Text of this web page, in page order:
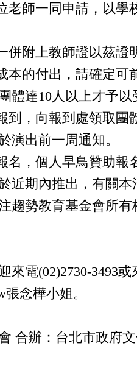
老師一同申請，以學
併附上教師證以茲證
本的付出，請確定可
體達10人以上才予以
到，向報到處領取團
演出前一周通知。
名，個人早鳥贊助報
近期內推出，有關本
趨勢教育基金會所有
來電(02)2730-3493或
張念樺小姐。
合辦：台北市政府